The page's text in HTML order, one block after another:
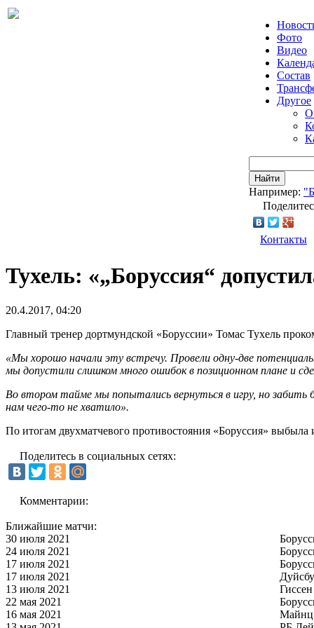
Фото
Видео
Состав
Другое
О
Найти
Например:
Контакты
Тухель: «„Боруссия“
20.4.2017, 04:20
Главный тренер дортмундской «Боруссии» Томас Тухель
«Мы хорошо начали эту встречу. Провели одну-две
мы допустили слишком много ошибок в позиционном плане и
Во втором тайме мы попытались вернуться в игру, но забить
нам чего-то не хватило».
По итогам двухматчевого противостояния «Боруссия»
Поделитесь в социальных сетях:
Комментарии:
Ближайшие матчи:
30 июля 2021
24 июля 2021
17 июля 2021
17 июля 2021
13 июля 2021
Гиссен
22 мая 2021
16 мая 2021
Майнц